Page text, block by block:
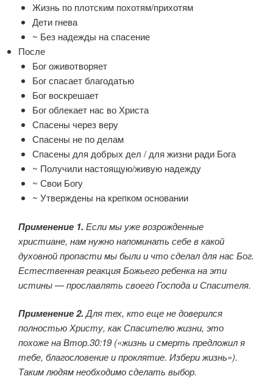
Жизнь по плотским похотям/прихотям
Дети гнева
~ Без надежды на спасение
После
Бог оживотворяет
Бог спасает благодатью
Бог воскрешает
Бог облекает нас во Христа
Спасены через веру
Спасены не по делам
Спасены для добрых дел / для жизни ради Бога
~ Получили настоящую/живую надежду
~ Свои Богу
~ Утверждены на крепком основании
Применение 1. Если мы уже возрожденные
христиане, нам нужно напоминать себе в какой
духовной пропасти мы были и что сделал для нас Бог.
Естественная реакция Божьего ребенка на эти
истины — прославлять своего Господа и Спасителя.
Применение 2.Для тех, кто еще не доверился
полностью Христу, как Спасителю жизни, это
похоже на Втор.30:19 («жизнь и смерть предложил я
тебе, благословение и проклятие. Избери жизнь»).
Таким людям необходимо сделать выбор.